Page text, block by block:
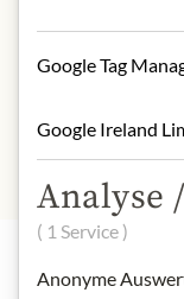
Google Tag
Google Ireland
Analyse
( 1 Service )
Anonyme